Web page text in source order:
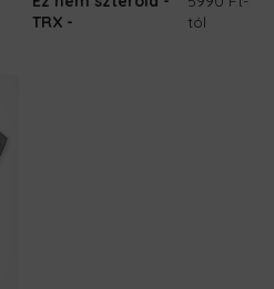
TRX
tól